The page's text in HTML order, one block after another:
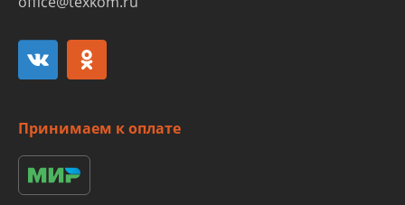
Принимаем к оплате